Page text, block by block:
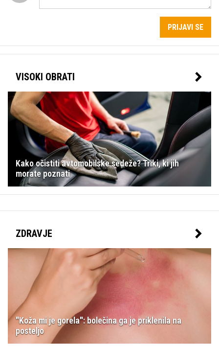
PRIJAVI SE
VISOKI OBRATI
Kako očistiti avtomobilske sedeže? Triki, ki jih
morate poznati
ZDRAVJE
"Koža mi je gorela": bolečina ga je priklenila na
posteljo